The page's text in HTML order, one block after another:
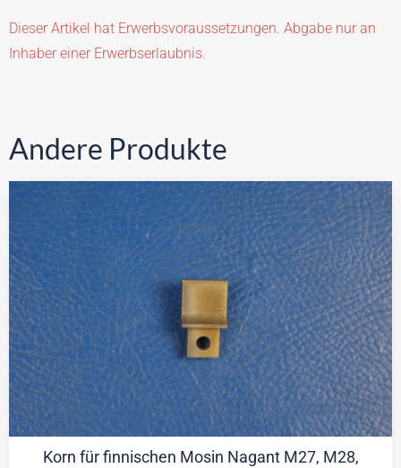
Dieser Artikel hat Erwerbsvoraussetzungen. Abgabe nur an
Inhaber einer Erwerbserlaubnis.
Andere Produkte
Korn für finnischen Mosin Nagant M27, M28,